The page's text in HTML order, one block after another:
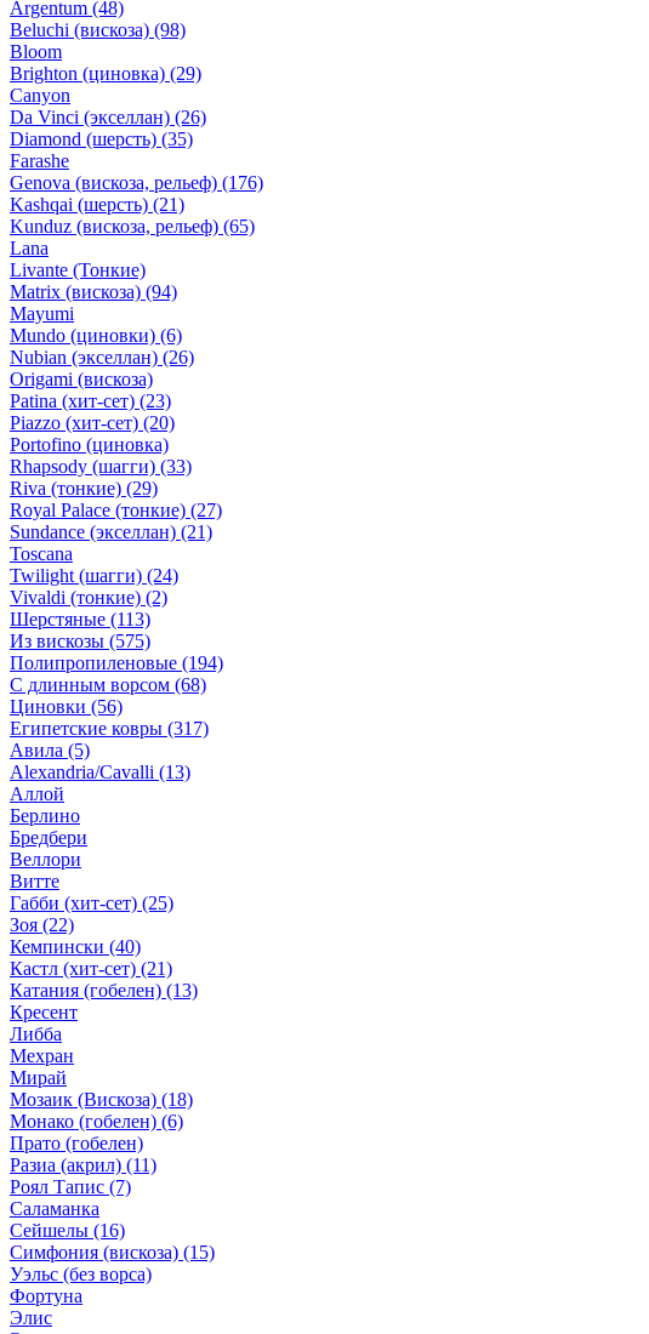
Argentum (48)
Beluchi (вискоза) (98)
Bloom
Brighton (циновка) (29)
Canyon
Da Vinci (экселлан) (26)
Diamond (шерсть) (35)
Farashe
Genova (вискоза, рельеф) (176)
Kashqai (шерсть) (21)
Kunduz (вискоза, рельеф) (65)
Lana
Livante (Тонкие)
Matrix (вискоза) (94)
Mayumi
Mundo (циновки) (6)
Nubian (экселлан) (26)
Origami (вискоза)
Patina (хит-сет) (23)
Piazzo (хит-сет) (20)
Portofino (циновка)
Rhapsody (шагги) (33)
Riva (тонкие) (29)
Royal Palace (тонкие) (27)
Sundance (экселлан) (21)
Toscana
Twilight (шагги) (24)
Vivaldi (тонкие) (2)
Шерстяные (113)
Из вискозы (575)
Полипропиленовые (194)
С длинным ворсом (68)
Циновки (56)
Египетские ковры (317)
Авила (5)
Alexandria/Cavalli (13)
Аллой
Берлино
Бредбери
Веллори
Витте
Габби (хит-сет) (25)
Зоя (22)
Кемпински (40)
Кастл (хит-сет) (21)
Катания (гобелен) (13)
Кресент
Либба
Мехран
Мирай
Мозаик (Вискоза) (18)
Монако (гобелен) (6)
Прато (гобелен)
Разиа (акрил) (11)
Роял Тапис (7)
Саламанка
Сейшелы (16)
Симфония (вискоза) (15)
Уэльс (без ворса)
Фортуна
Элис